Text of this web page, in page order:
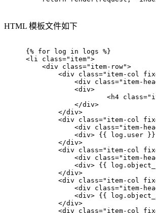
HTML 模板文件如下
{% for log in logs %}
<li class="item">
<div class="item-row">
<div class="item-col
<div class="item-
<div>
<h4 class=
</div>
</div>
<div class="item-col
<div class="item-
<div> {{ log.user }}
</div>
<div class="item-col
<div class="item-
<div> {{
</div>
<div class="item-col
<div class="item-
<div> {{
</div>
<div class="item-col